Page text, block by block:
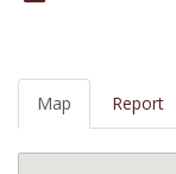
Map Report